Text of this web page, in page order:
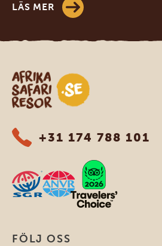
LÄS MER
Safari-resor i Afrika
+31 174 788 101
FÖLJ OSS